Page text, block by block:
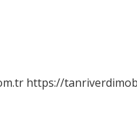
https://